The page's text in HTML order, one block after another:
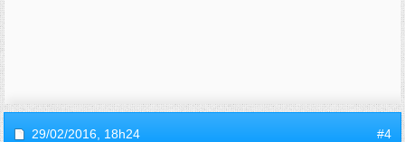
29/02/2016, 18h24 #4